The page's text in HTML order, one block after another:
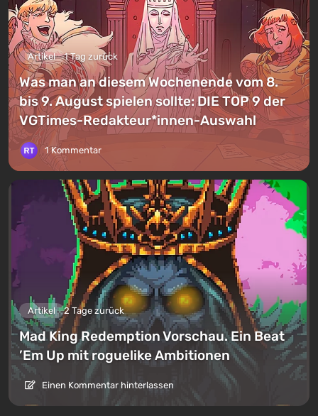
Artikel 1 Tag zurück
Was man an diesem Wochenende vom 8.
bis 9. August spielen sollte: DIE TOP 9 der
VGTimes-Redakteur*innen-Auswahl
1 Kommentar
Artikel 2 Tage zurück
Mad King Redemption Vorschau. Ein Beat
’Em Up mit roguelike Ambitionen
Einen Kommentar hinterlassen